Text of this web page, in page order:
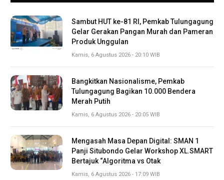
Sambut HUT ke-81 RI, Pemkab Tulungagung
Gelar Gerakan Pangan Murah dan Pameran
Produk Unggulan
Kamis, 6 Agustus 2026 - 20:10 WIB
Bangkitkan Nasionalisme, Pemkab
Tulungagung Bagikan 10.000 Bendera
Merah Putih
Kamis, 6 Agustus 2026 - 20:05 WIB
Mengasah Masa Depan Digital: SMAN 1
Panji Situbondo Gelar Workshop XL.SMART
Bertajuk “Algoritma vs Otak
Kamis, 6 Agustus 2026 - 17:09 WIB